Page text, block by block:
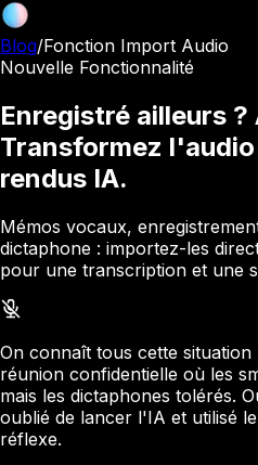
Blog/Fonction Import Audio
Nouvelle Fonctionnalité
Enregistré ailleurs ?
Transformez
rendus IA.
Mémos vocaux,
dictaphone : importez-les
pour une transcription et une
On connaît tous cette situation
réunion confidentielle où les
mais les dictaphones tolérés.
oublié de lancer l'IA et utilisé
réflexe.